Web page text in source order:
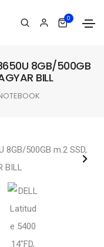
0
8GB/500GB
BILL